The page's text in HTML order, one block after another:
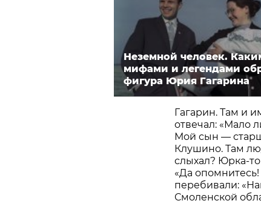
Неземной человек.
мифами и легендами
фигура Юрия Гагарина
Гагарин. Там и
отвечал: «Мало
Мой сын —
Клушино. Там
слыхал? Юрка-
«Да
перебивали:
Смоленской